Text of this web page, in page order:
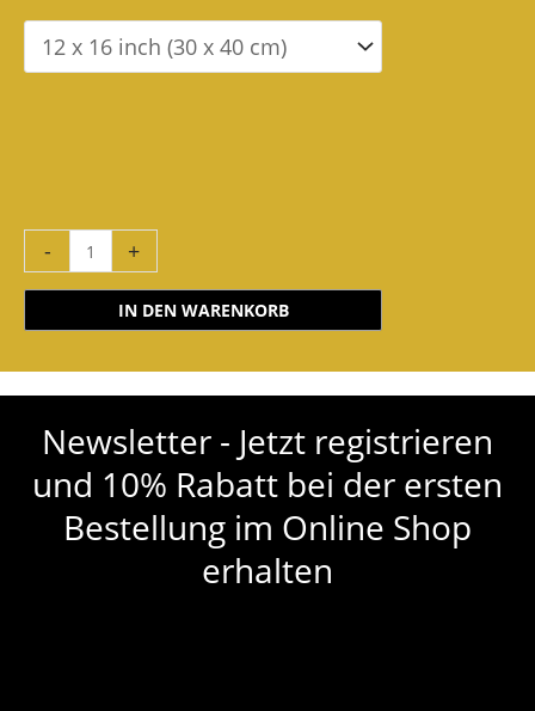
- +
IN DEN WARENKORB
Newsletter - Jetzt registrieren
und 10% Rabatt bei der ersten
Bestellung im Online Shop
erhalten